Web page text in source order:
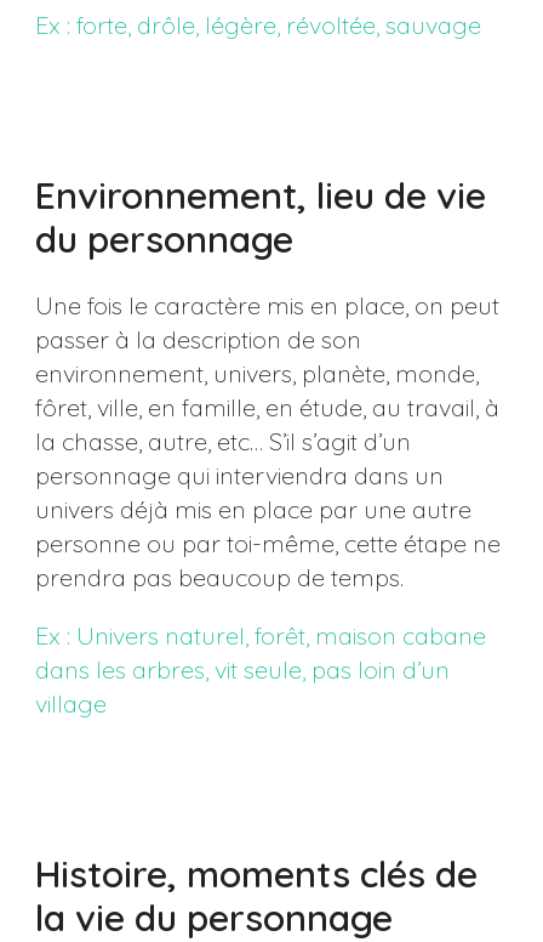
Ex : forte, drôle, légère, révoltée, sauvage
Environnement, lieu de vie
du personnage
Une fois le caractère mis en place, on peut
passer à la description de son
environnement, univers, planète, monde,
fôret, ville, en famille, en étude, au travail, à
la chasse, autre, etc… S’il s’agit d’un
personnage qui interviendra dans un
univers déjà mis en place par une autre
personne ou par toi-même, cette étape ne
prendra pas beaucoup de temps.
Ex : Univers naturel, forêt, maison cabane
dans les arbres, vit seule, pas loin d’un
village
Histoire, moments clés de
la vie du personnage